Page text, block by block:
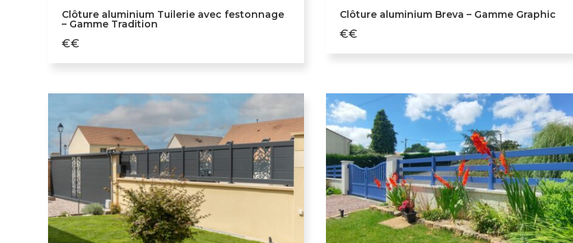
Clôture aluminium Tuilerie avec festonnage
– Gamme Tradition
€€
Clôture aluminium Breva – Gamme Graphic
€€